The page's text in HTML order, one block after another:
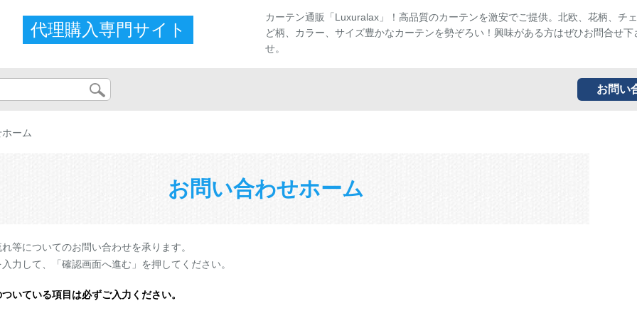
代理購入専門サイト
カーテン通販「Luxuralax」！高品質のカーテンを激安でご提供。北欧、花柄、チ
ど柄、カラー、サイズ豊かなカーテンを勢ぞろい！興味がある方はぜひお問合せ下
せ。
お問い
ーム
お問い合わせホーム
等についてのお問い合わせを承ります。
力して、「確認画面へ進む」を押してください。
いている項目は必ずご入力ください。